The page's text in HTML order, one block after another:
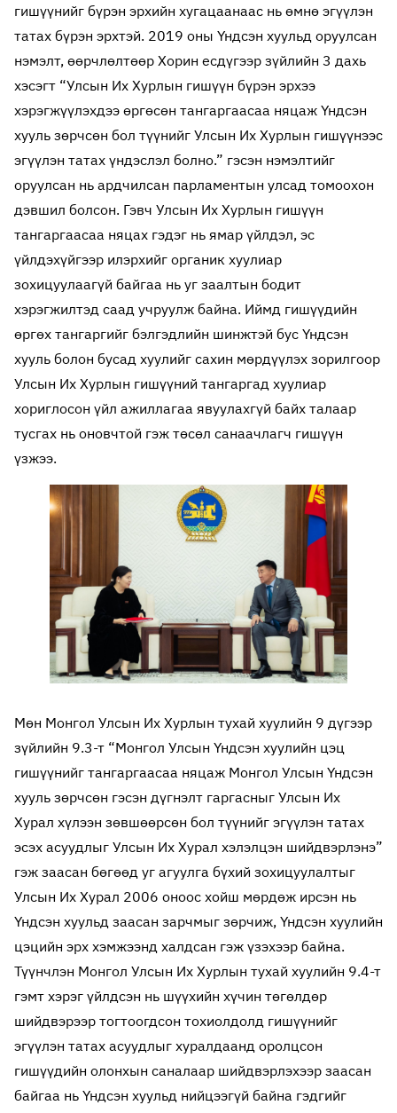
гишүүнийг бүрэн эрхийн хугацаанаас нь өмнө эгүүлэн
татах бүрэн эрхтэй. 2019 оны Үндсэн хуульд оруулсан
нэмэлт, өөрчлөлтөөр Хорин есдүгээр зүйлийн 3 дахь
хэсэгт “Улсын Их Хурлын гишүүн бүрэн эрхээ
хэрэгжүүлэхдээ өргөсөн тангаргаасаа няцаж Үндсэн
хууль зөрчсөн бол түүнийг Улсын Их Хурлын гишүүнээс
эгүүлэн татах үндэслэл болно.” гэсэн нэмэлтийг
оруулсан нь ардчилсан парламентын улсад томоохон
дэвшил болсон. Гэвч Улсын Их Хурлын гишүүн
тангаргаасаа няцах гэдэг нь ямар үйлдэл, эс
үйлдэхүйгээр илэрхийг органик хуулиар
зохицуулаагүй байгаа нь уг заалтын бодит
хэрэгжилтэд саад учруулж байна. Иймд гишүүдийн
өргөх тангаргийг бэлгэдлийн шинжтэй бус Үндсэн
хууль болон бусад хуулийг сахин мөрдүүлэх зорилгоор
Улсын Их Хурлын гишүүний тангаргад хуулиар
хориглосон үйл ажиллагаа явуулахгүй байх талаар
тусгах нь оновчтой гэж төсөл санаачлагч гишүүн
үзжээ.
Мөн Монгол Улсын Их Хурлын тухай хуулийн 9 дүгээр
зүйлийн 9.3-т “Монгол Улсын Үндсэн хуулийн цэц
гишүүнийг тангаргаасаа няцаж Монгол Улсын Үндсэн
хууль зөрчсөн гэсэн дүгнэлт гаргасныг Улсын Их
Хурал хүлээн зөвшөөрсөн бол түүнийг эгүүлэн татах
эсэх асуудлыг Улсын Их Хурал хэлэлцэн шийдвэрлэнэ”
гэж заасан бөгөөд уг агуулга бүхий зохицуулалтыг
Улсын Их Хурал 2006 оноос хойш мөрдөж ирсэн нь
Үндсэн хуульд заасан зарчмыг зөрчиж, Үндсэн хуулийн
цэцийн эрх хэмжээнд халдсан гэж үзэхээр байна.
Түүнчлэн Монгол Улсын Их Хурлын тухай хуулийн 9.4-т
гэмт хэрэг үйлдсэн нь шүүхийн хүчин төгөлдөр
шийдвэрээр тогтоогдсон тохиолдолд гишүүнийг
эгүүлэн татах асуудлыг хуралдаанд оролцсон
гишүүдийн олонхын саналаар шийдвэрлэхээр заасан
байгаа нь Үндсэн хуульд нийцээгүй байна гэдгийг